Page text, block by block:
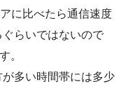
に比べたら通信速度
らいではないので
。
多い時間帯には多少